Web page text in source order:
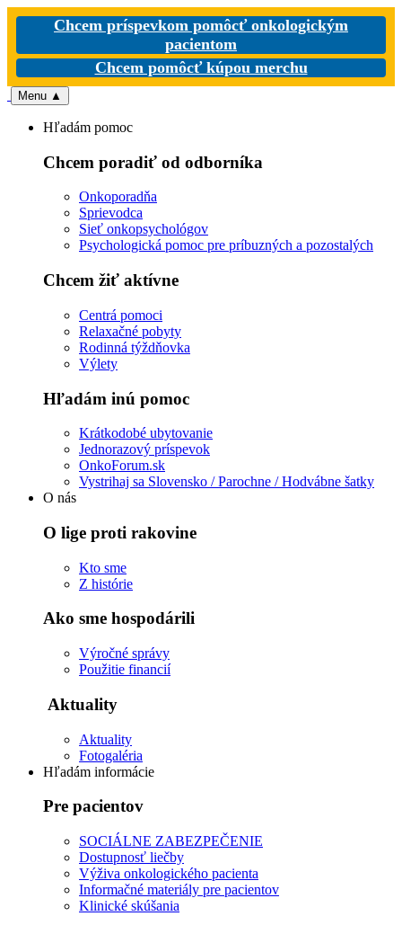
Chcem príspevkom pomôcť onkologickým
pacientom
Chcem pomôcť kúpou merchu
Menu ▲
Hľadám pomoc
Chcem poradiť od odborníka
Onkoporadňa
Sprievodca
Sieť onkopsychológov
Psychologická pomoc pre príbuzných a pozostalých
Chcem žiť aktívne
Centrá pomoci
Relaxačné pobyty
Rodinná týždňovka
Výlety
Hľadám inú pomoc
Krátkodobé ubytovanie
Jednorazový príspevok
OnkoForum.sk
Vystrihaj sa Slovensko / Parochne / Hodvábne šatky
O nás
O lige proti rakovine
Kto sme
Z histórie
Ako sme hospodárili
Výročné správy
Použitie financií
Aktuality
Aktuality
Fotogaléria
Hľadám informácie
Pre pacientov
SOCIÁLNE ZABEZPEČENIE
Dostupnosť liečby
Výživa onkologického pacienta
Informačné materiály pre pacientov
Klinické skúšania